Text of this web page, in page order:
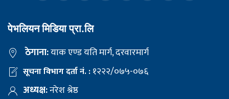
पेभलियन मिडिया प्रा.लि
ठेगाना:याक एण्ड यति मार्ग, दरवारमार्ग
सूचना विभाग दर्ता नं. :१२२२/०७५-०७६
अध्यक्ष:नरेश श्रेष्ठ